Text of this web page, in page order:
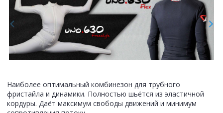
Наиболее оптимальный комбинезон для трубного
фристайла и динамики. Полностью шьётся из эластичной
кордуры. Даёт максимум свободы движений и минимум